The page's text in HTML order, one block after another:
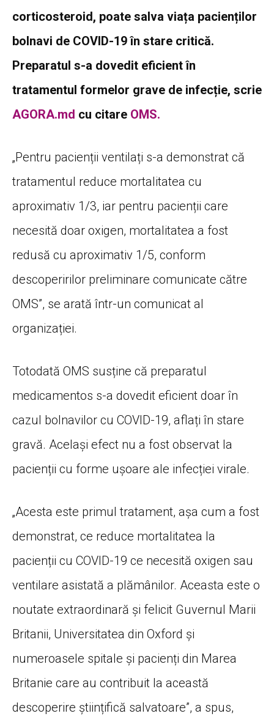
corticosteroid, poate salva viața pacienților
bolnavi de COVID-19 în stare critică.
Preparatul s-a dovedit eficient în
tratamentul formelor grave de infecție, scrie
AGORA.md cu citare OMS.
„Pentru pacienții ventilați s-a demonstrat că
tratamentul reduce mortalitatea cu
aproximativ 1/3, iar pentru pacienții care
necesită doar oxigen, mortalitatea a fost
redusă cu aproximativ 1/5, conform
descoperirilor preliminare comunicate către
OMS”, se arată într-un comunicat al
organizației.
Totodată OMS susține că preparatul
medicamentos s-a dovedit eficient doar în
cazul bolnavilor cu COVID-19, aflați în stare
gravă. Același efect nu a fost observat la
pacienții cu forme ușoare ale infecției virale.
„Acesta este primul tratament, așa cum a fost
demonstrat, ce reduce mortalitatea la
pacienții cu COVID-19 ce necesită oxigen sau
ventilare asistată a plămânilor. Aceasta este o
noutate extraordinară și felicit Guvernul Marii
Britanii, Universitatea din Oxford și
numeroasele spitale și pacienți din Marea
Britanie care au contribuit la această
descoperire științifică salvatoare”, a spus,